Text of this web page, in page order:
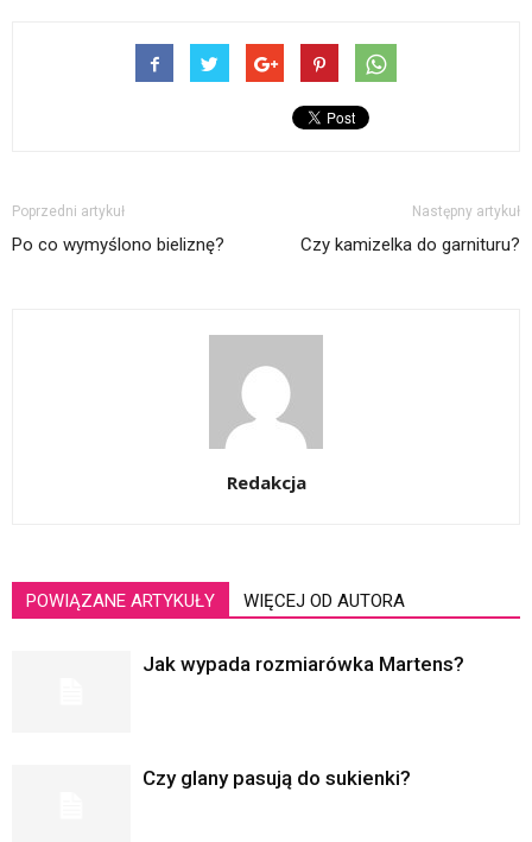
Poprzedni artykuł
Po co wymyślono bieliznę?
Następny artykuł
Czy kamizelka do garnituru?
Redakcja
POWIĄZANE ARTYKUŁY WIĘCEJ OD AUTORA
Jak wypada rozmiarówka Martens?
Czy glany pasują do sukienki?